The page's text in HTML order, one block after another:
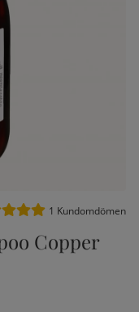
5 av 5 Antal
1 Kundomdömen
Copper